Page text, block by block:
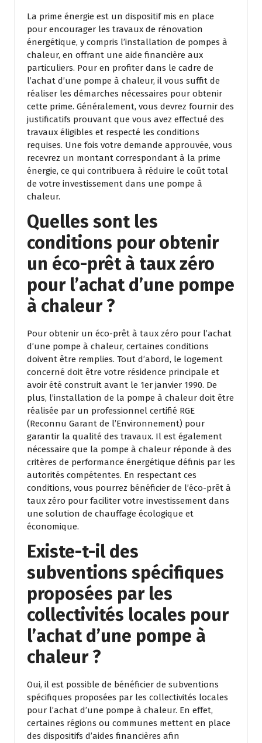
La prime énergie est un dispositif mis en place
pour encourager les travaux de rénovation
énergétique, y compris l’installation de pompes à
chaleur, en offrant une aide financière aux
particuliers. Pour en profiter dans le cadre de
l’achat d’une pompe à chaleur, il vous suffit de
réaliser les démarches nécessaires pour obtenir
cette prime. Généralement, vous devrez fournir des
justificatifs prouvant que vous avez effectué des
travaux éligibles et respecté les conditions
requises. Une fois votre demande approuvée, vous
recevrez un montant correspondant à la prime
énergie, ce qui contribuera à réduire le coût total
de votre investissement dans une pompe à
chaleur.
Quelles sont les
conditions pour obtenir
un éco-prêt à taux zéro
pour l’achat d’une pompe
à chaleur ?
Pour obtenir un éco-prêt à taux zéro pour l’achat
d’une pompe à chaleur, certaines conditions
doivent être remplies. Tout d’abord, le logement
concerné doit être votre résidence principale et
avoir été construit avant le 1er janvier 1990. De
plus, l’installation de la pompe à chaleur doit être
réalisée par un professionnel certifié RGE
(Reconnu Garant de l’Environnement) pour
garantir la qualité des travaux. Il est également
nécessaire que la pompe à chaleur réponde à des
critères de performance énergétique définis par les
autorités compétentes. En respectant ces
conditions, vous pourrez bénéficier de l’éco-prêt à
taux zéro pour faciliter votre investissement dans
une solution de chauffage écologique et
économique.
Existe-t-il des
subventions spécifiques
proposées par les
collectivités locales pour
l’achat d’une pompe à
chaleur ?
Oui, il est possible de bénéficier de subventions
spécifiques proposées par les collectivités locales
pour l’achat d’une pompe à chaleur. En effet,
certaines régions ou communes mettent en place
des dispositifs d’aides financières afin